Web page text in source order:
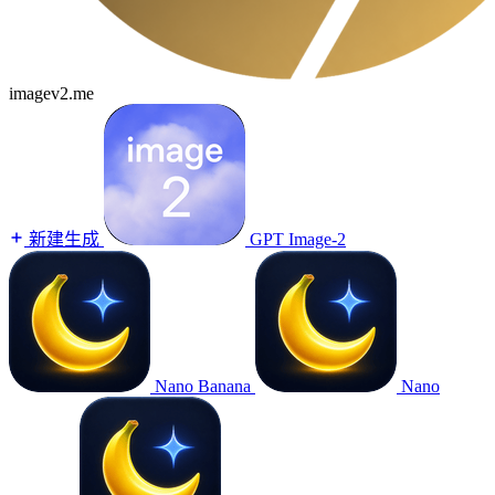
imagev2.me
新建生成 GPT Image-2
Nano Banana Nano